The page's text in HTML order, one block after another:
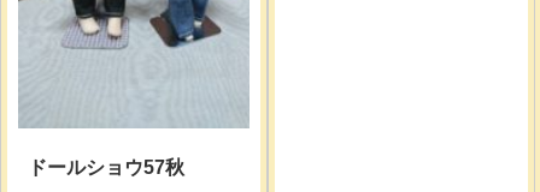
ドールショウ57秋